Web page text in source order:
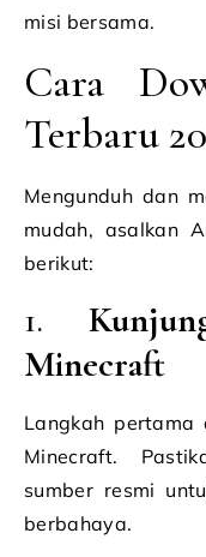
misi bersama.
Cara
Terbaru
Mengunduh dan
mudah, asalkan
berikut:
1.
Minecraft
Langkah pertama
Minecraft.
sumber resmi
berbahaya.